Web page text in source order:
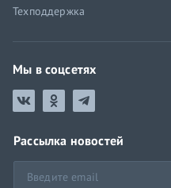
Техподдержка
Мы в соцсетях
Рассылка новостей